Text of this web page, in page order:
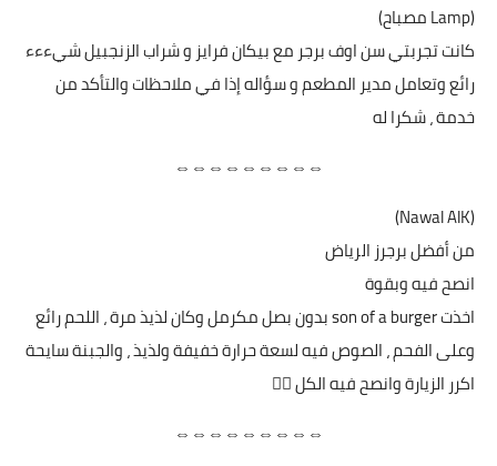
(Lamp مصباح)
كانت تجربتي سن اوف برجر مع بيكان فرايز و شراب الزنجبيل شيءءء
رائع وتعامل مدير المطعم و سؤاله إذا في ملاحظات والتأكد من
خدمة ، شكرا له
⇔⇔⇔⇔⇔⇔⇔⇔⇔
(Nawal AlK)
من أفضل برجرز الرياض
انصح فيه وبقوة
اخذت son of a burger بدون بصل مكرمل وكان لذيذ مرة ، اللحم رائع
وعلى الفحم ، الصوص فيه لسعة حرارة خفيفة ولذيذ ، والجبنة سايحة
اكرر الزيارة وانصح فيه الكل 👍🏼
⇔⇔⇔⇔⇔⇔⇔⇔⇔